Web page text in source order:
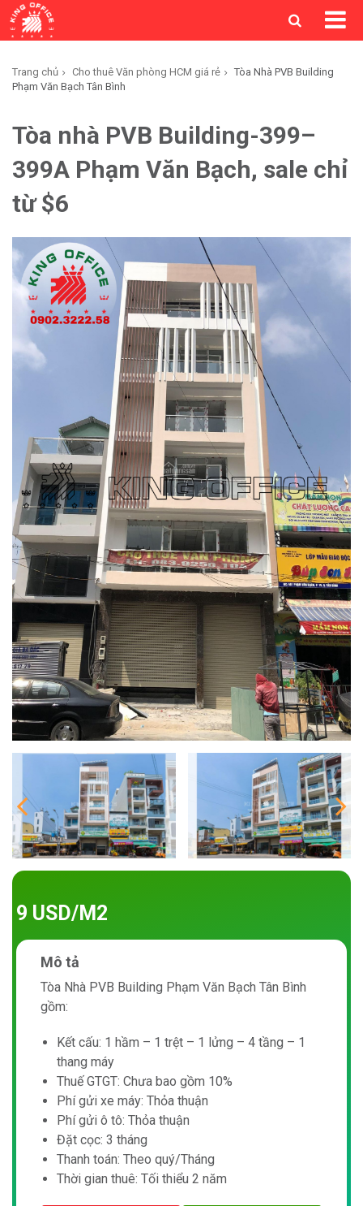
Trang chủ Cho thuê Văn phòng HCM giá rẻ
Tòa Nhà PVB Building
Phạm Văn Bạch Tân Bình
Tòa nhà PVB Building-399–
399A Phạm Văn Bạch, sale chỉ
từ $6
9 USD/M2
Mô tả
Tòa Nhà PVB Building Phạm Văn Bạch Tân Bình
gồm:
Kết cấu: 1 hầm – 1 trệt – 1 lửng – 4 tầng – 1
thang máy
Thuế GTGT: Chưa bao gồm 10%
Phí gửi xe máy: Thỏa thuận
Phí gửi ô tô: Thỏa thuận
Đặt cọc: 3 tháng
Thanh toán: Theo quý/Tháng
Thời gian thuê: Tối thiểu 2 năm